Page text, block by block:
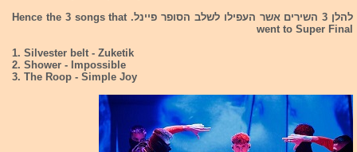
להלן 3 השירים אשר העפילו לשלב הסופר פיינל. Hence the 3 songs that
went to Super Final
1. Silvester belt - Zuketik
2. Shower - Impossible
3. The Roop - Simple Joy